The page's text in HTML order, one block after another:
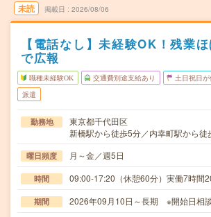
未読 掲載日 2026/08/06
【電話なし】未経験OK！残業
で広報
職種未経験OK 交通費別途支給あり 土日祝日が
派遣
勤務地
東京都千代田区
新橋駅から徒歩5分／内幸町駅から徒
曜日頻度 月～金／週5日
時間 09:00-17:20（休憩60分）実働7時間
期間 2026年09月10日～長期 ※開始日相